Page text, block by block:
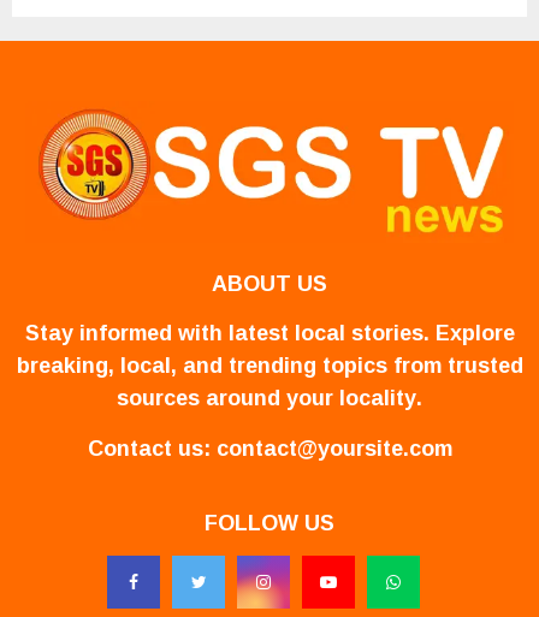
ABOUT US
Stay informed with latest local stories. Explore
breaking, local, and trending topics from trusted
sources around your locality.
Contact us: contact@yoursite.com
FOLLOW US